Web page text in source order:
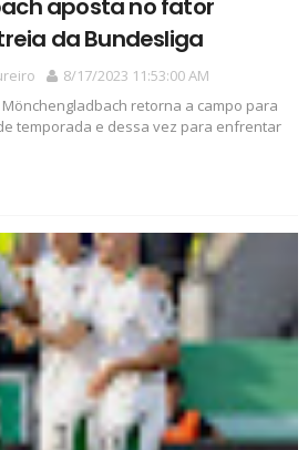
aposta no fator
da Bundesliga
8/17/2023 11:53:00 AM
retorna a campo para
temporada e dessa vez para enfrentar